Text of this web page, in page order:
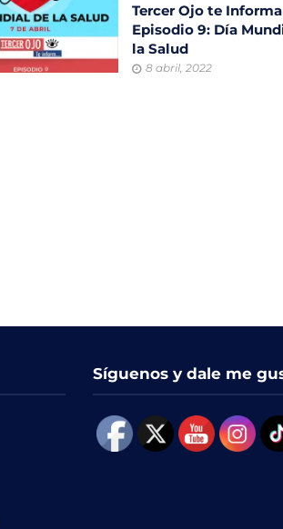
Tercer Ojo te Informa
Episodio 9: Día
la Salud
8 abril, 2022
Síguenos y dale me